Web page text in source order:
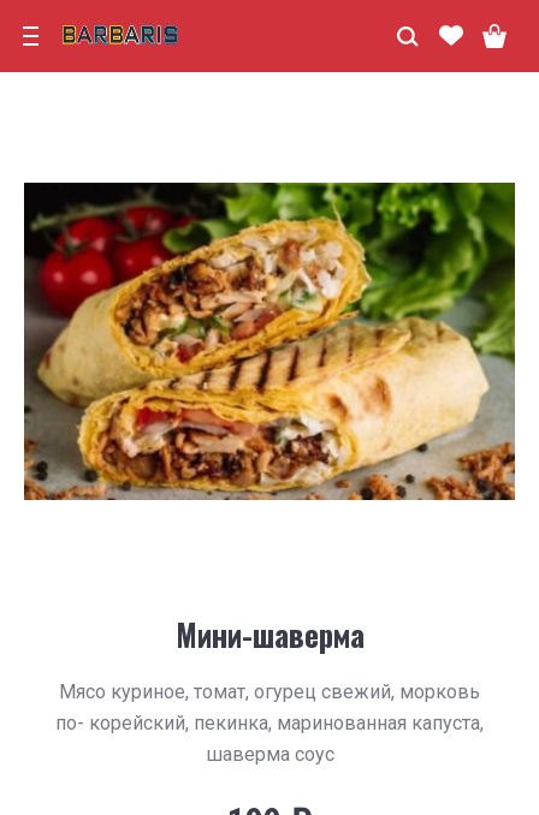
Мини-шаверма
Мясо куриное, томат, огурец свежий, морковь
по- корейский, пекинка, маринованная капуста,
шаверма соус